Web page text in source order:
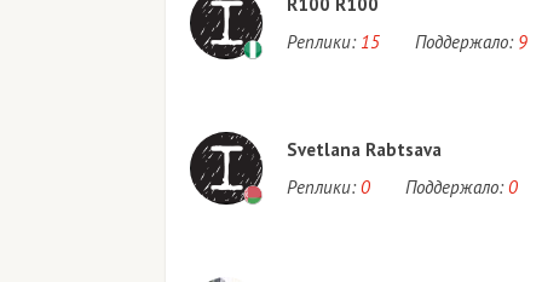
Реплики: 15 Поддержало: 9
Svetlana Rabtsava
Реплики: 0 Поддержало: 0